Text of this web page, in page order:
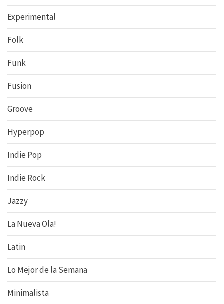
Experimental
Folk
Funk
Fusion
Groove
Hyperpop
Indie Pop
Indie Rock
Jazzy
La Nueva Ola!
Latin
Lo Mejor de la Semana
Minimalista